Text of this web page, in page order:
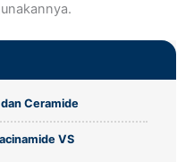
Ceramide
VS